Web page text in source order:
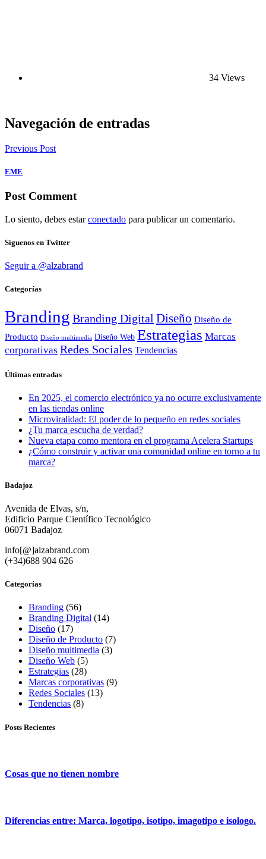
34 Views
Navegación de entradas
Previous Post
EME
Post Comment
Lo siento, debes estarconectado para publicar un comentario.
Síguenos en Twitter
Seguir a @alzabrand
Categorías
Branding Branding Digital Diseño Diseño de
Producto Diseño multimedia Diseño Web Estrategias Marcas
corporativas Redes Sociales Tendencias
Últimas entradas
En 2025, el comercio electrónico ya no ocurre exclusivamente
en las tiendas online
Microviralidad: El poder de lo pequeño en redes sociales
¿Tu marca escucha de verdad?
Nueva etapa como mentora en el programa Acelera Startups
¿Cómo construir y activar una comunidad online en torno a tu
marca?
Badajoz
Avenida de Elvas, s/n,
Edificio Parque Científico Tecnológico
06071 Badajoz
info[@]alzabrand.com
(+34)688 904 626
Categorías
Branding (56)
Branding Digital (14)
Diseño (17)
Diseño de Producto (7)
Diseño multimedia (3)
Diseño Web (5)
Estrategias (28)
Marcas corporativas (9)
Redes Sociales (13)
Tendencias (8)
Posts Recientes
Cosas que no tienen nombre
Diferencias entre: Marca, logotipo, isotipo, imagotipo e isologo.